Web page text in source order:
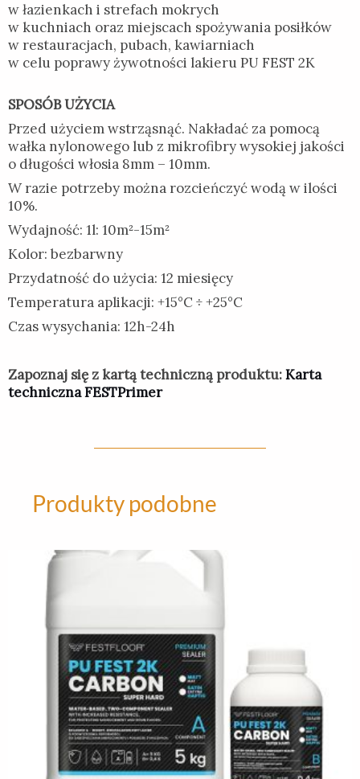
w łazienkach i strefach mokrych
w kuchniach oraz miejscach spożywania posiłków
w restauracjach, pubach, kawiarniach
w celu poprawy żywotności lakieru PU FEST 2K
SPOSÓB UŻYCIA
Przed użyciem wstrząsnąć. Nakładać za pomocą
wałka nylonowego lub z mikrofibry wysokiej jakości
o długości włosia 8mm – 10mm.
W razie potrzeby można rozcieńczyć wodą w ilości
10%.
Wydajność: 1l: 10m²-15m²
Kolor: bezbarwny
Przydatność do użycia: 12 miesięcy
Temperatura aplikacji: +15°C ÷ +25°C
Czas wysychania: 12h-24h
Zapoznaj się z kartą techniczną produktu:Karta
techniczna FESTPrimer
Produkty podobne
produkt
wariantów.